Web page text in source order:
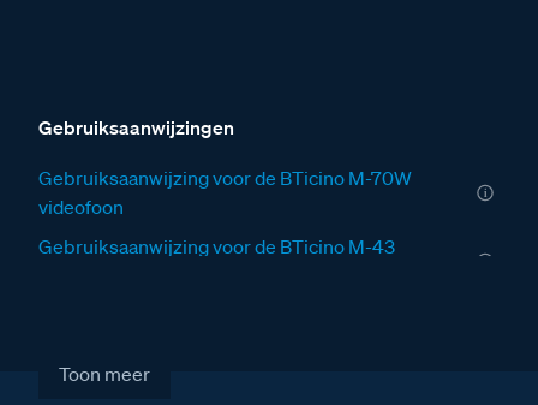
Gebruiksaanwijzingen
Gebruiksaanwijzing voor de BTicino M-70W
videofoon
Gebruiksaanwijzing voor de BTicino M-43
Installatiewijzers
Toon meer